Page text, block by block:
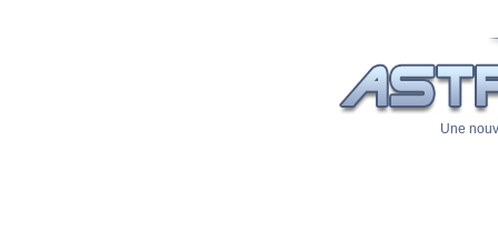
Une